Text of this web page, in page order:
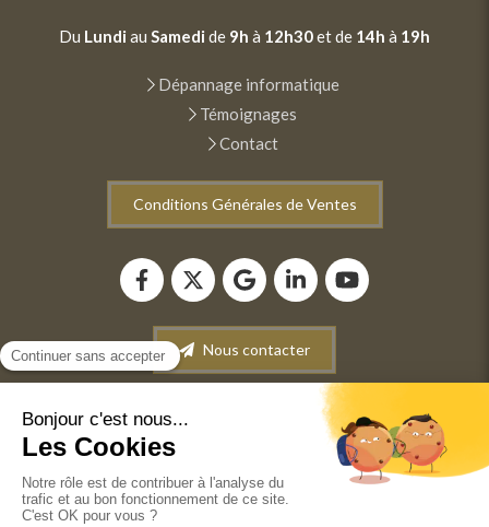
Du Lundi au Samedi de 9h à 12h30et de 14h à 19h
Dépannage informatique
Témoignages
Contact
Conditions Générales de Ventes
Nous contacter
Conditions générales de vente
©2022 ANM INFORMATIQUE - Dépannage-Maintenance